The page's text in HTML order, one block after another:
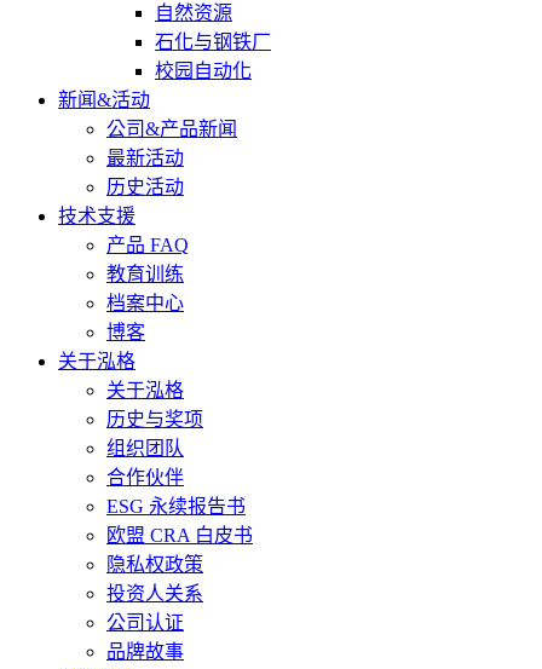
自然资源
石化与钢铁厂
校园自动化
新闻&活动
公司&产品新闻
最新活动
历史活动
技术支援
产品 FAQ
教育训练
档案中心
博客
关于泓格
关于泓格
历史与奖项
组织团队
合作伙伴
ESG 永续报告书
欧盟 CRA 白皮书
隐私权政策
投资人关系
公司认证
品牌故事